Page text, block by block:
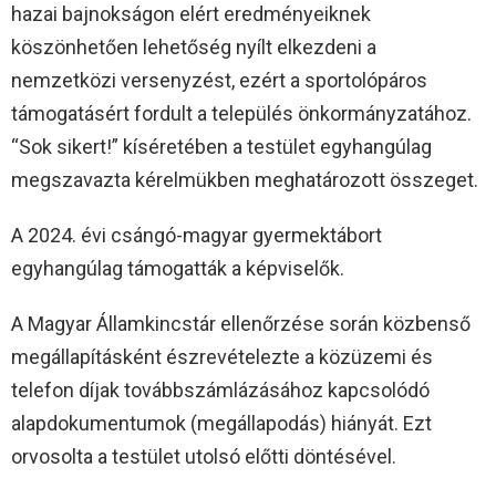
hazai bajnokságon elért eredményeiknek
köszönhetően lehetőség nyílt elkezdeni a
nemzetközi versenyzést, ezért a sportolópáros
támogatásért fordult a település önkormányzatához.
“Sok sikert!” kíséretében a testület egyhangúlag
megszavazta kérelmükben meghatározott összeget.
A 2024. évi csángó-magyar gyermektábort
egyhangúlag támogatták a képviselők.
A Magyar Államkincstár ellenőrzése során közbenső
megállapításként észrevételezte a közüzemi és
telefon díjak továbbszámlázásához kapcsolódó
alapdokumentumok (megállapodás) hiányát. Ezt
orvosolta a testület utolsó előtti döntésével.